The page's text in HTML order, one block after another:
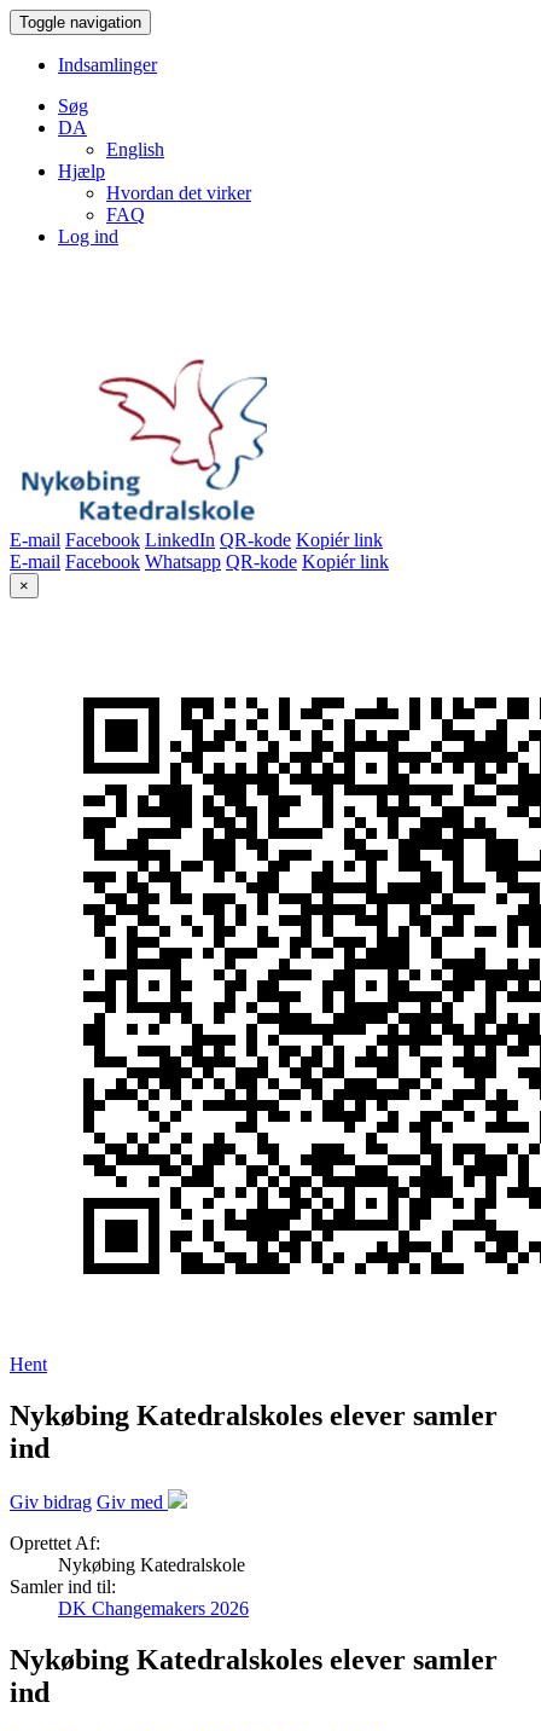
Toggle navigation
Indsamlinger
Søg
DA
English
Hjælp
Hvordan det virker
FAQ
Log ind
E-mail Facebook LinkedIn QR-kode Kopiér link
E-mail Facebook Whatsapp QR-kode Kopiér link
×
Hent
Nykøbing Katedralskoles elever samler
ind
Giv bidrag Giv med
Oprettet Af:
Nykøbing Katedralskole
Samler ind til:
DK Changemakers 2026
Nykøbing Katedralskoles elever samler
ind